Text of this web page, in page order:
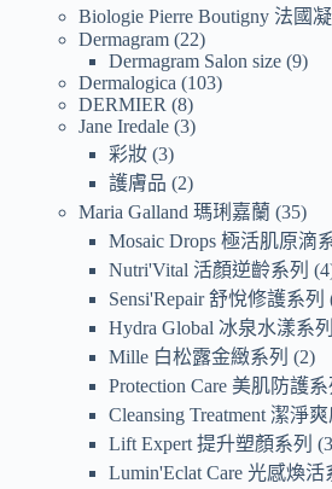
Biologie Pierre Boutigny 法國
Dermagram 22
Dermagram Salon size 9
Dermalogica
103
DERMIER
8
Jane Iredale 3
彩妝 3
護膚品
2
Maria Galland 瑪琍嘉蘭 35
Mosaic Drops 極活肌原滴
Nutri'Vital 活顏逆齡系列
4
Sensi'Repair 舒悅修護系列
Hydra Global 冰泉水漾系列
Mille 白松露金緻系列
2
Protection Care 美肌防護系
Cleansing Treatment 潔淨
Lift Expert 提升塑顏系列
3
Lumin'Eclat Care 光感煥活